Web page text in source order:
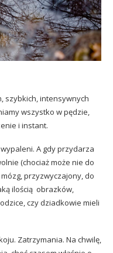
szybkich, intensywnych
wszystko w pędzie,
i instant.
A gdy przydarza
(chociaż może nie do
przyzwyczajony, do
ilością obrazków,
czy dziadkowie mieli
Zatrzymania. Na chwilę,